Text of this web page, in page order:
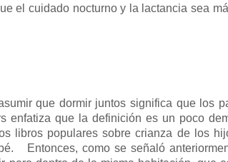
el cuidado nocturno y la lactancia sea
que dormir juntos significa que los
enfatiza que la definición es un poco
libros populares sobre crianza de los
Entonces, como se señaló